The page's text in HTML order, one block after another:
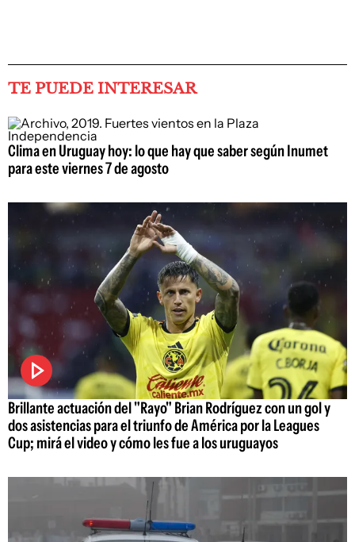
TE PUEDE INTERESAR
Clima en Uruguay hoy: lo que hay que saber según Inumet
para este viernes 7 de agosto
Brillante actuación del "Rayo" Brian Rodríguez con un gol y
dos asistencias para el triunfo de América por la Leagues
Cup; mirá el video y cómo les fue a los uruguayos